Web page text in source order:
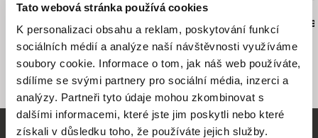
Tato webová stránka používá cookies
K personalizaci obsahu a reklam, poskytování funkcí
sociálních médií a analýze naší návštěvnosti využíváme
soubory cookie. Informace o tom, jak náš web používáte,
sdílíme se svými partnery pro sociální média, inzerci a
analýzy. Partneři tyto údaje mohou zkombinovat s
dalšími informacemi, které jste jim poskytli nebo které
získali v důsledku toho, že používáte jejich služby.
Andrea Slováková
Nadohled
Iva Radivojević
Stát se